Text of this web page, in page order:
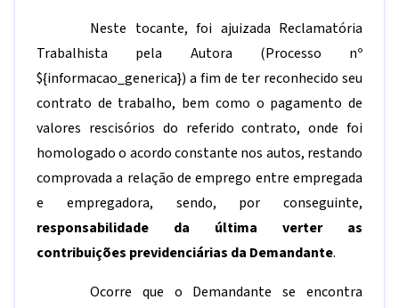
Neste tocante, foi ajuizada Reclamatória
Trabalhista pela Autora (Processo nº
${informacao_generica}) a fim de ter reconhecido seu
contrato de trabalho, bem como o pagamento de
valores rescisórios do referido contrato, onde foi
homologado o acordo constante nos autos, restando
comprovada a relação de emprego entre empregada
e empregadora, sendo, por conseguinte,
responsabilidade da última verter as
contribuições previdenciárias da Demandante.
Ocorre que o Demandante se encontra